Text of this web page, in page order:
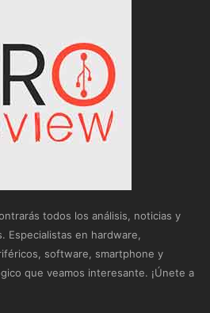
todos los análisis, noticias y
Especialistas en hardware,
software, smartphone y
que veamos interesante. ¡Únete a